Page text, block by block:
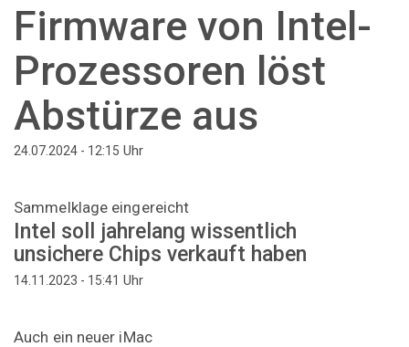
Firmware von Intel-
Prozessoren löst
Abstürze aus
24.07.2024 - 12:15 Uhr
Sammelklage eingereicht
Intel soll jahrelang wissentlich
unsichere Chips verkauft haben
14.11.2023 - 15:41 Uhr
Auch ein neuer iMac